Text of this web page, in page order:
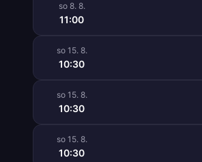
so 8. 8.
11:00
so 15. 8.
10:30
so 15. 8.
10:30
so 15. 8.
10:30